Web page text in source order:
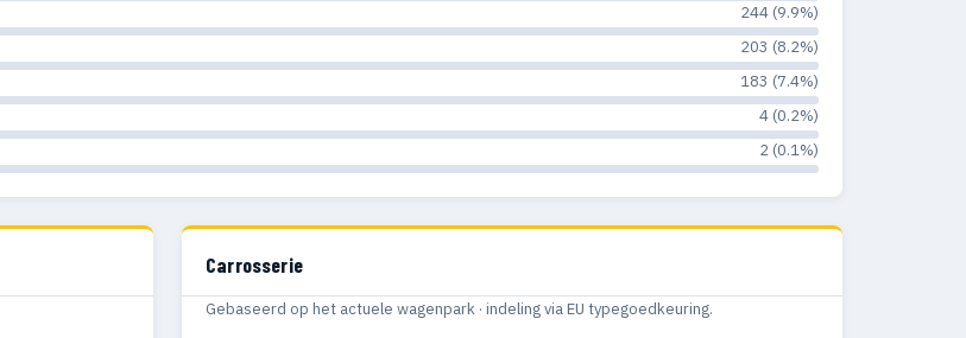
244 (9.9%)
203 (8.2%)
183 (7.4%)
4 (0.2%)
2 (0.1%)
Carrosserie
Gebaseerd op het actuele wagenpark · indeling via EU typegoedkeuring.